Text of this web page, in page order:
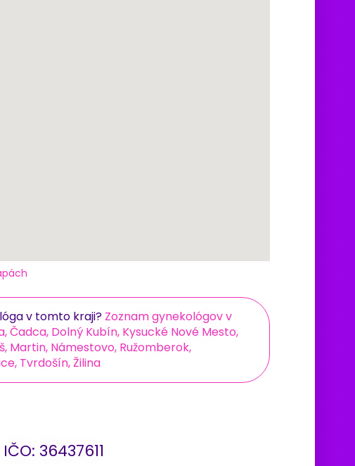
v tomto kraji? Zoznam gynekológov v
Čadca, Dolný Kubín, Kysucké Nové Mesto,
Martin, Námestovo, Ružomberok,
Tvrdošín, Žilina
36437611